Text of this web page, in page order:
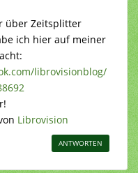
über Zeitsplitter
ich hier auf meiner
librovisionblog/
Librovision
ANTWORTEN